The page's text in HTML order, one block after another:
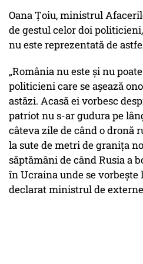
Oana Țoiu, ministrul
de gestul celor doi
nu este reprezentată de
„România nu este şi nu
politicieni care se aşează
astăzi. Acasă ei vorbesc
patriot nu s-ar gudura pe
câteva zile de când o dronă
la sute de metri de granița
săptămâni de când Rusia a
în Ucraina unde se vorbeşte
declarat ministrul de